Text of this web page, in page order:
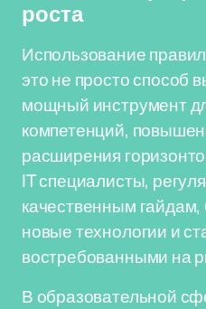
роста
Использование
это не просто способ
мощный инструмент
компетенций,
расширения
IT специалисты,
качественным
новые технологии и
востребованными на
В образовательной